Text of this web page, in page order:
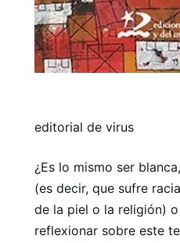
editorial de virus
¿Es lo mismo ser
(es decir, que sufre
de la piel o la religión)
reflexionar sobre este